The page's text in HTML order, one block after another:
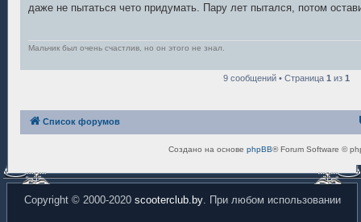
даже не пытаться чето придумать. Пару лет пытался, потом
Мальчик был очень счастлив, но он этого не знал.
9 сообщений • Страница 1 из 1
Список форумов
Создано на основе phpBB® Forum Software ©
Copyright © 2000-2020 scooterclub.by. При любом использовании